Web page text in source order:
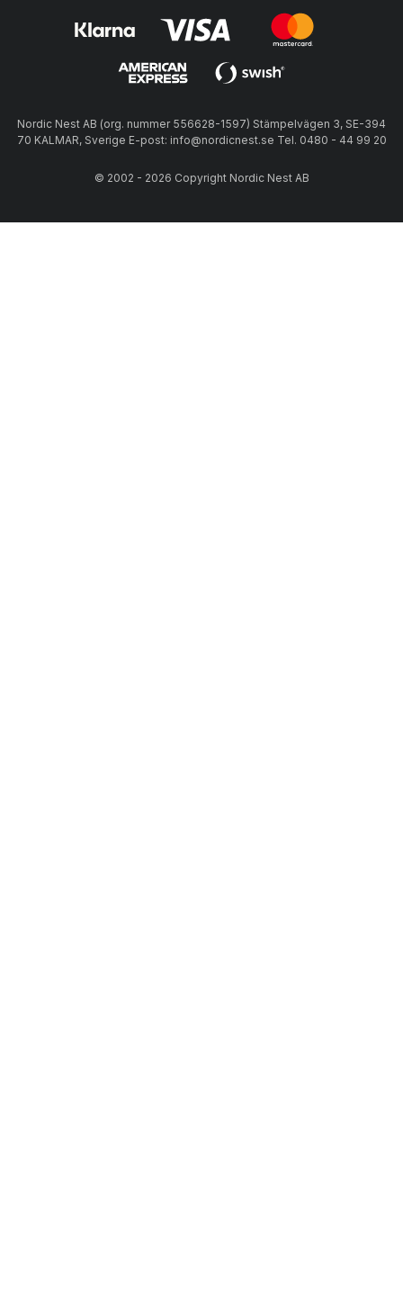
Nordic Nest AB (org. nummer 556628-1597) Stämpelvägen 3, SE-394
70 KALMAR, Sverige E-post: info@nordicnest.se Tel. 0480 - 44 99 20
© 2002 - 2026 Copyright Nordic Nest AB